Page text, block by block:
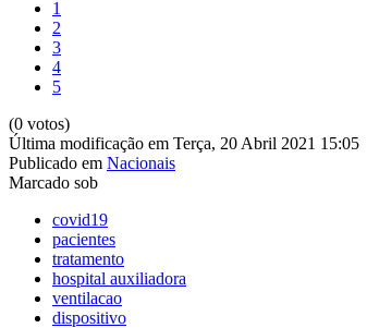
1
2
3
4
5
(0 votos)
Última modificação em Terça, 20 Abril 2021 15:05
Publicado em Nacionais
Marcado sob
covid19
pacientes
tratamento
hospital auxiliadora
ventilacao
dispositivo